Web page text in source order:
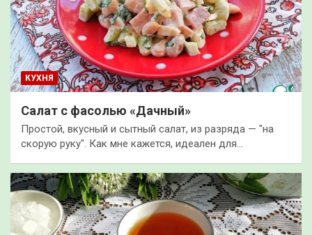
КУХНЯ
Салат с фасолью «Дачный»
Простой, вкусный и сытный салат, из разряда — "на
скорую руку". Как мне кажется, идеален для…